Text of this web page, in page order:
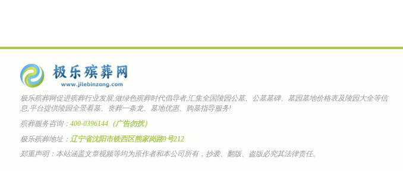
极乐殡葬网促进殡葬行业发展,做绿色殡葬时代倡导者,汇集全国陵园公墓、公墓墓碑、墓园墓地价格表及陵园大全等信
息,平台提供陵园全景看墓、丧葬一条龙、墓地优惠、购墓指导服务!
殡葬服务咨询：400-0396144（广告勿扰）
极乐殡葬地址： 辽宁省沈阳市铁西区熊家岗路9号212
郑重声明：本站涵盖文章视频等均为原作者和本公司所有，抄袭、翻版、盗版必究其法律责任。